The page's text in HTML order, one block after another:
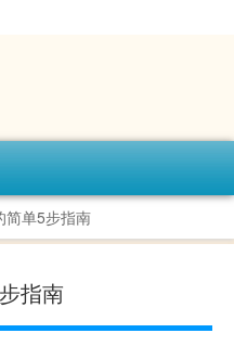
简单5步指南
指南